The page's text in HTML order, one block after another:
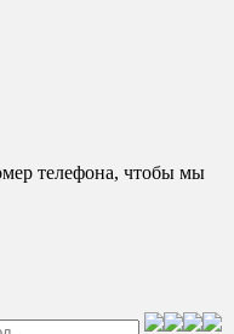
телефона, чтобы мы